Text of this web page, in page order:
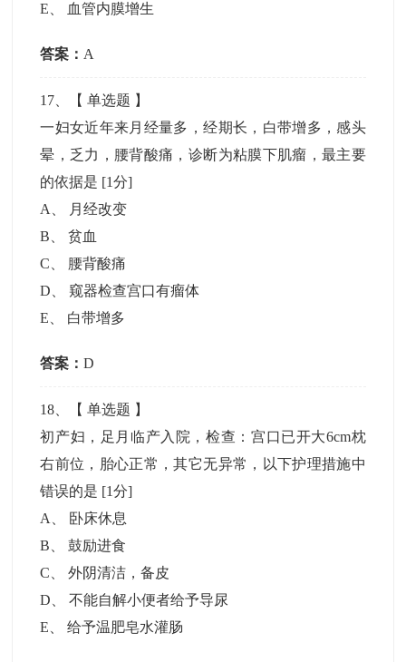
E
血管内膜增生
答案： A
17 、【单选题 】
一妇女近年来月经量多，经期长，白带增多，感头
晕，乏力，腰背酸痛，诊断为粘膜下肌瘤，最主要
的依据是 [1分]
A
月经改变
B 、贫血
C
腰背酸痛
D 、窥器检查宫口有瘤体
E
白带增多
答案：D
18 、【单选题 】
初产妇，足月临产入院，检查：宫口已开大6cm枕
右前位，胎心正常，其它无异常，以下护理措施中
错误的是 [1分]
A
卧床休息
B 、鼓励进食
C 、外阴清洁，备皮
D 、不能自解小便者给予导尿
E 、给予温肥皂水灌肠